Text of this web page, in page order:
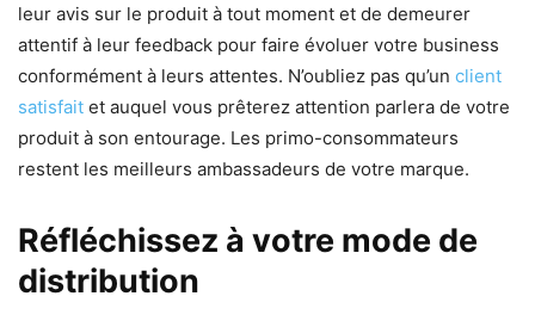
leur avis sur le produit à tout moment et de demeurer
attentif à leur feedback pour faire évoluer votre business
conformément à leurs attentes. N’oubliez pas qu’un client
satisfait et auquel vous prêterez attention parlera de votre
produit à son entourage. Les primo-consommateurs
restent les meilleurs ambassadeurs de votre marque.
Réfléchissez à votre mode de
distribution